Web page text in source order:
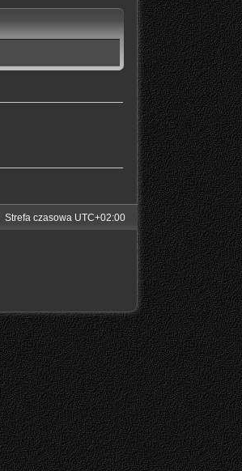
Strefa czasowa UTC+02:00